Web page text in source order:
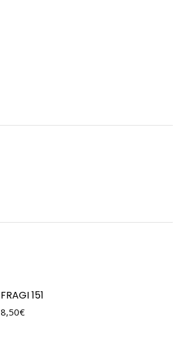
FRAGI 151
8,50€